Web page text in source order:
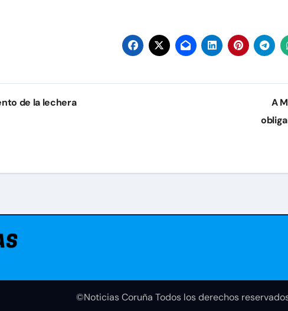
de la lechera
A
©Noticias Coruña Todos los derechos